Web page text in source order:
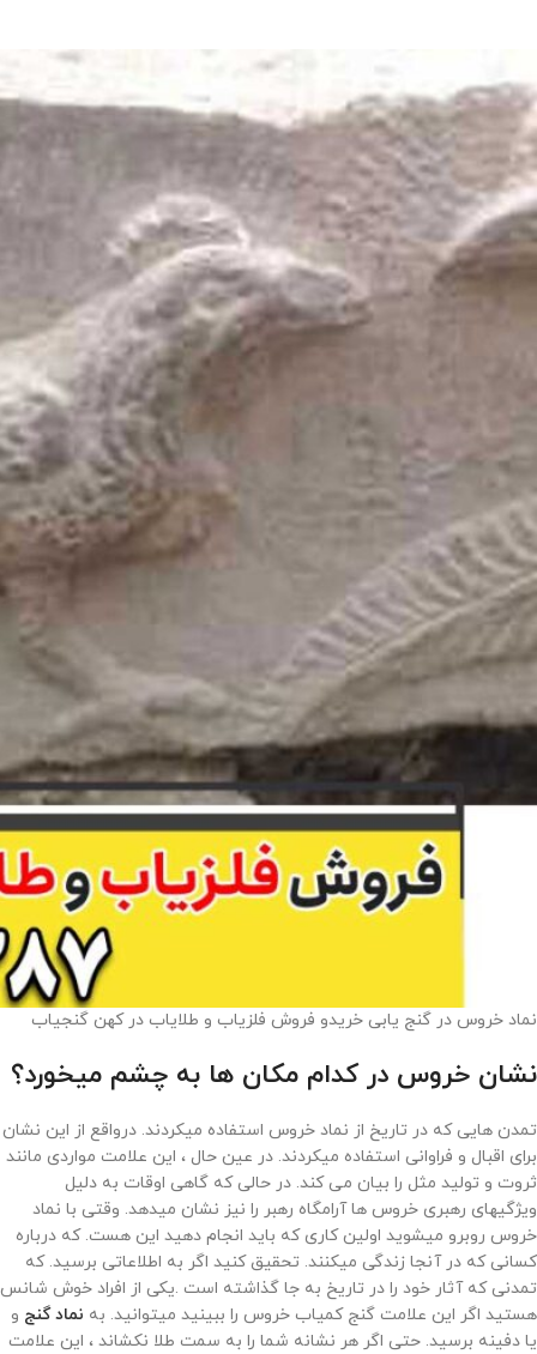
نماد خروس در گنج یابی خریدو فروش فلزیاب و طلایاب در کهن گنجیاب
نشان خروس در کدام مکان ها به چشم میخورد؟
تمدن هایی که در تاریخ از نماد خروس استفاده میکردند. درواقع از این نشان
برای اقبال و فراوانی استفاده میکردند. در عین حال ، این علامت مواردی مانند
ثروت و تولید مثل را بیان می کند. در حالی که گاهی اوقات به دلیل
ویژگیهای رهبری خروس ها آرامگاه رهبر را نیز نشان میدهد. وقتی با نماد
خروس روبرو میشوید اولین کاری که باید انجام دهید این هست. که درباره
کسانی که در آنجا زندگی میکنند. تحقیق کنید اگر به اطلاعاتی برسید. که
تمدنی که آثار خود را در تاریخ به جا گذاشته است .یکی از افراد خوش شانس
هستید اگر این علامت گنج کمیاب خروس را ببینید میتوانید. به نماد گنج و
یا دفینه برسید. حتی اگر هر نشانه شما را به سمت طلا نکشاند ، این علامت